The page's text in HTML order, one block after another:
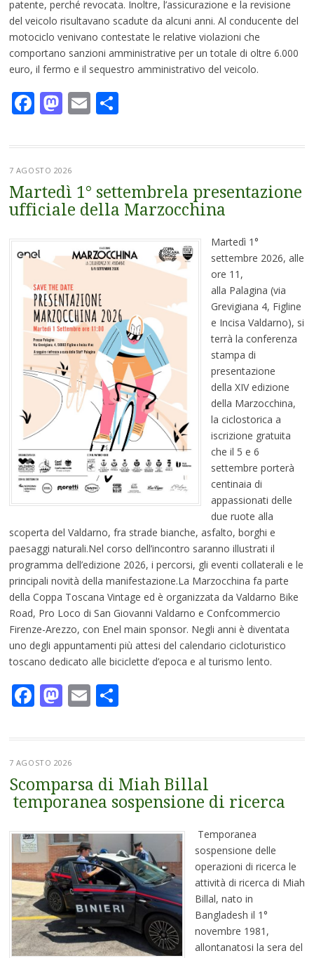
patente, perché revocata. Inoltre, l’assicurazione e la revisione
del veicolo risultavano scadute da alcuni anni. Al conducente del
motociclo venivano contestate le relative violazioni che
comportano sanzioni amministrative per un totale di oltre 6.000
euro, il fermo e il sequestro amministrativo del veicolo.
Facebook
Mastodon
EmailCondividi
7 AGOSTO 2026
Martedì 1° settembrela presentazione
ufficiale della Marzocchina
Martedì 1°
settembre 2026, alle
ore 11,
alla Palagina (via
Grevigiana 4, Figline
e Incisa Valdarno), si
terrà la conferenza
stampa di
presentazione
della XIV edizione
della Marzocchina,
la ciclostorica a
iscrizione gratuita
che il 5 e 6
settembre porterà
centinaia di
appassionati delle
due ruote alla
scoperta del Valdarno, fra strade bianche, asfalto, borghi e
paesaggi naturali.Nel corso dell’incontro saranno illustrati il
programma dell’edizione 2026, i percorsi, gli eventi collaterali e le
principali novità della manifestazione.La Marzocchina fa parte
della Coppa Toscana Vintage ed è organizzata da Valdarno Bike
Road, Pro Loco di San Giovanni Valdarno e Confcommercio
Firenze-Arezzo, con Enel main sponsor. Negli anni è diventata
uno degli appuntamenti più attesi del calendario cicloturistico
toscano dedicato alle biciclette d’epoca e al turismo lento.
Facebook
Mastodon
EmailCondividi
7 AGOSTO 2026
Scomparsa di Miah Billal
temporanea sospensione di ricerca
Temporanea
sospensione delle
operazioni di ricerca le
attività di ricerca di Miah
Billal, nato in
Bangladesh il 1°
novembre 1981,
allontanatosi la sera del